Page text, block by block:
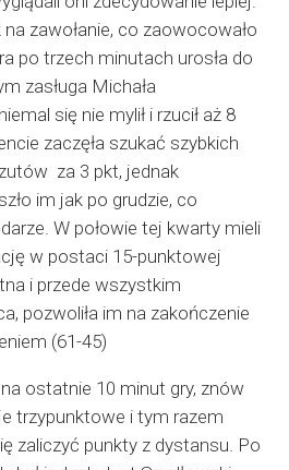
zawołanie, co zaowocowało
po trzech minutach urosła do
zasługa Michała
się nie mylił i rzucił aż 8
zaczęła szukać szybkich
za 3 pkt, jednak
im jak po grudzie, co
W połowie tej kwarty mieli
w postaci 15-punktowej
i przede wszystkim
pozwoliła im na zakończenie
(61-45)
ostatnie 10 minut gry, znów
trzypunktowe i tym razem
zaliczyć punkty z dystansu. Po